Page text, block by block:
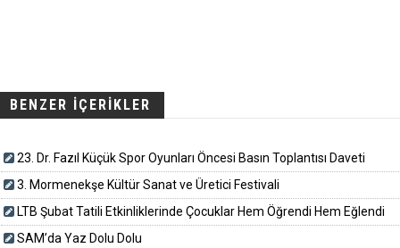
BENZER İÇERİKLER
23. Dr. Fazıl Küçük Spor Oyunları Öncesi Basın Toplantısı Daveti
3. Mormenekşe Kültür Sanat ve Üretici Festivali
LTB Şubat Tatili Etkinliklerinde Çocuklar Hem Öğrendi Hem Eğlendi
SAM’da Yaz Dolu Dolu